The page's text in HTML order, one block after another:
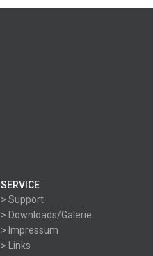
SERVICE
> Support
> Downloads/Galerie
> Impressum
> Links